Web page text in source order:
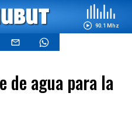
90.1 Mhz
de agua para la